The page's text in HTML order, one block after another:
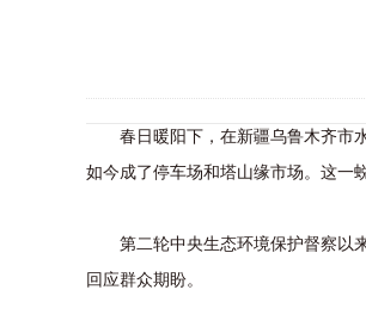
春日暖阳下，在新疆乌鲁木齐市水
如今成了停车场和塔山缘市场。这一
第二轮中央生态环境保护督察以来
回应群众期盼。